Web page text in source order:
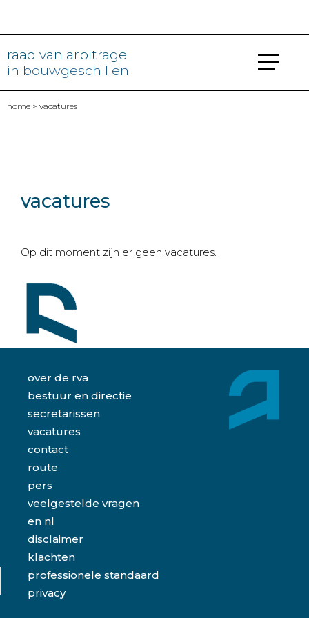
raad van arbitrage
in bouwgeschillen
home > vacatures
vacatures
Op dit moment zijn er geen vacatures.
over de rva
bestuur en directie
secretarissen
vacatures
contact
route
pers
veelgestelde vragen
en nl
disclaimer
klachten
professionele standaard
privacy